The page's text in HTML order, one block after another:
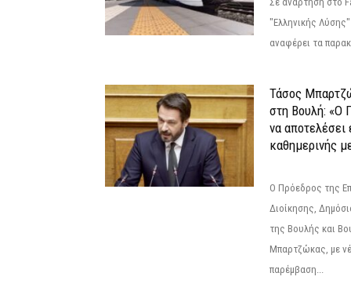
"Ελληνικής
αναφέρει τα
Τάσος
στη Βουλή: «Ο
να αποτελέσει
καθημερινής
Ο Πρόεδρος της
Διοίκησης,
της Βουλής και
Μπαρτζώκας, με
παρέμβαση...